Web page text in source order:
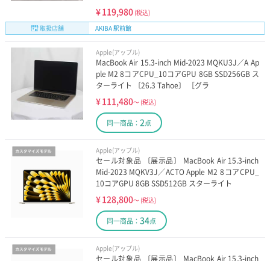
¥119,980 (税込)
取扱店舗
AKIBA 駅前館
Apple(アップル)
MacBook Air 15.3-inch Mid-2023 MQKU3J／A Ap
ple M2 8コアCPU_10コアGPU 8GB SSD256GB ス
ターライト 〔26.3 Tahoe〕 ［グラ
¥111,480～ (税込)
同一商品： 2点
Apple(アップル)
セール対象品 〔展示品〕 MacBook Air 15.3-inch
Mid-2023 MQKV3J／ACTO Apple M2 8コアCPU_
10コアGPU 8GB SSD512GB スターライト
¥128,800～ (税込)
同一商品： 34点
Apple(アップル)